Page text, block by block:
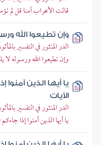
قالت الأعراب آمنا قل لم
وإن تطيعوا الله
الدر المنثور في التفسير
وإن تطيعوا الله ورسوله لا
يا أيها الذين
الآيات
الدر المنثور في التفسير
يا أيها الذين آمنوا إذا